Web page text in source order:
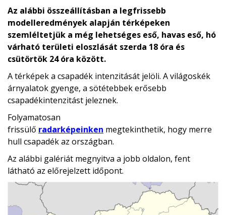
Az alábbi összeállításban a legfrissebb
modelleredmények alapján térképeken
szemléltetjük a még lehetséges eső, havas eső, hó
várható területi eloszlását szerda 18 óra és
csütörtök 24 óra között.
A térképek a csapadék intenzitását jelöli. A világoskék
árnyalatok gyenge, a sötétebbek erősebb
csapadékintenzitást jeleznek.
Folyamatosan
frissülő radarképeinken megtekinthetik, hogy merre
hull csapadék az országban.
Az alábbi galériát megnyitva a jobb oldalon, fent
látható az előrejelzett időpont.